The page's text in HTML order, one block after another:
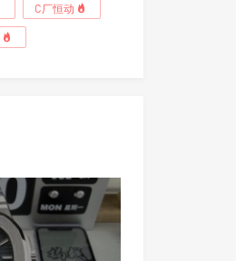
C厂恒动